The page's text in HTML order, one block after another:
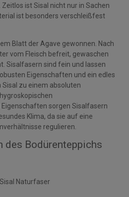
ist Sisal nicht nur in Sachen
ist besonders verschleißfest
Blatt der Agave gewonnen. Nach
vom Fleisch befreit, gewaschen
Sisalfasern sind fein und lassen
Eigenschaften und ein edles
Sisal zu einem absoluten
sorgen Sisalfasern
Klima, da sie auf eine
regulieren.
des Bodürenteppichs
Naturfaser